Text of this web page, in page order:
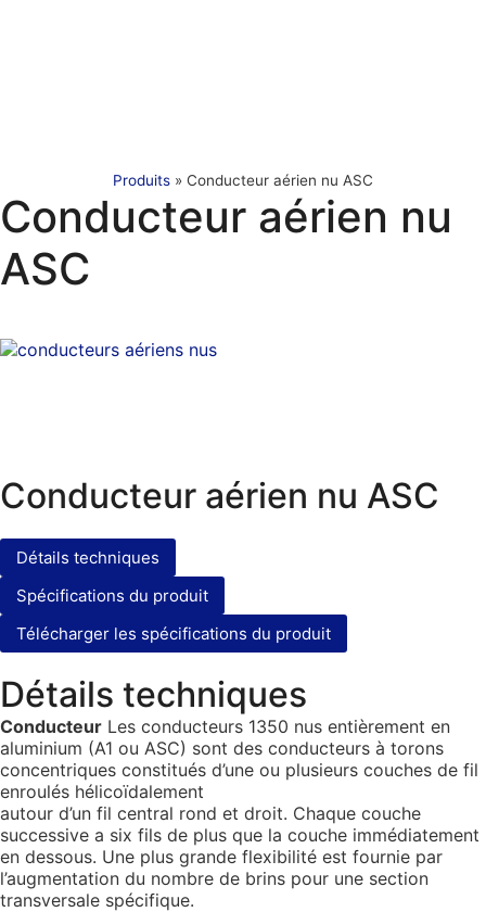
Produits » Conducteur aérien nu ASC
Conducteur aérien nu
ASC
Conducteur aérien nu ASC
Détails techniques
Spécifications du produit
Télécharger les spécifications du produit
Détails techniques
Conducteur Les conducteurs 1350 nus entièrement en
aluminium (A1 ou ASC) sont des conducteurs à torons
concentriques constitués d’une ou plusieurs couches de fil
enroulés hélicoïdalement
autour d’un fil central rond et droit. Chaque couche
successive a six fils de plus que la couche immédiatement
en dessous. Une plus grande flexibilité est fournie par
l’augmentation du nombre de brins pour une section
transversale spécifique.